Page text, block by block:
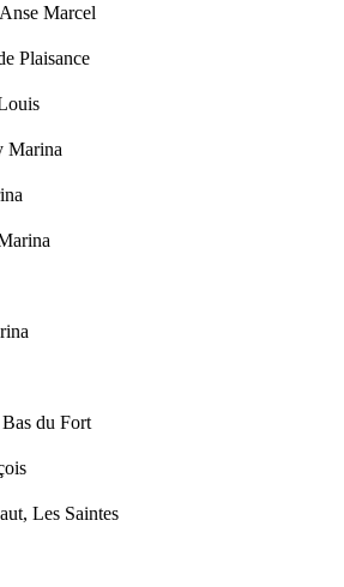
Marcel
Plaisance
Marina
du Fort
Les Saintes